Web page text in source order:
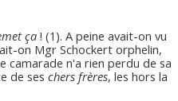
ça ! (1). A peine avait-on vu
on Mgr Schockert orphelin,
camarade n'a rien perdu de sa
de ses chers frères, les hors la